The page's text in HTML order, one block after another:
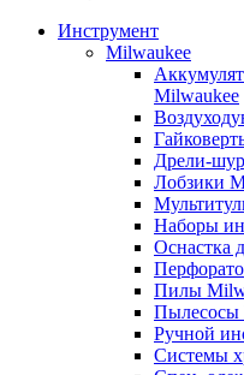
Инструмент
Milwaukee
Milwaukee
Дрели-
Лобзики
Наборы
Оснастка
Пилы
Пылесосы
Ручной
Системы